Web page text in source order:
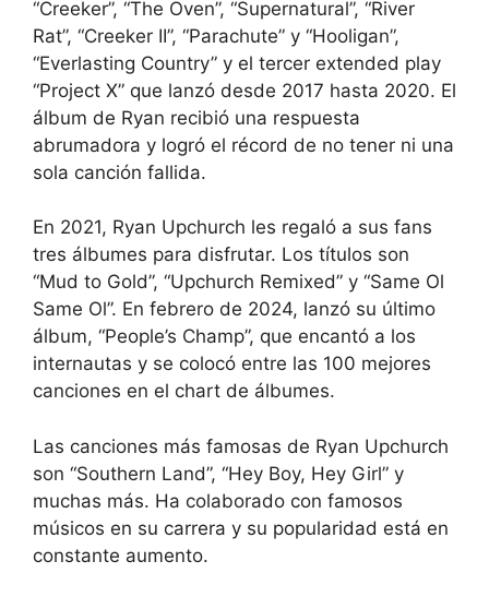
“Creeker”, “The Oven”, “Supernatural”, “River
Rat”, “Creeker II”, “Parachute” y “Hooligan”,
“Everlasting Country” y el tercer extended play
“Project X” que lanzó desde 2017 hasta 2020. El
álbum de Ryan recibió una respuesta
abrumadora y logró el récord de no tener ni una
sola canción fallida.
En 2021, Ryan Upchurch les regaló a sus fans
tres álbumes para disfrutar. Los títulos son
“Mud to Gold”, “Upchurch Remixed” y “Same Ol
Same Ol”. En febrero de 2024, lanzó su último
álbum, “People’s Champ”, que encantó a los
internautas y se colocó entre las 100 mejores
canciones en el chart de álbumes.
Las canciones más famosas de Ryan Upchurch
son “Southern Land”, “Hey Boy, Hey Girl” y
muchas más. Ha colaborado con famosos
músicos en su carrera y su popularidad está en
constante aumento.